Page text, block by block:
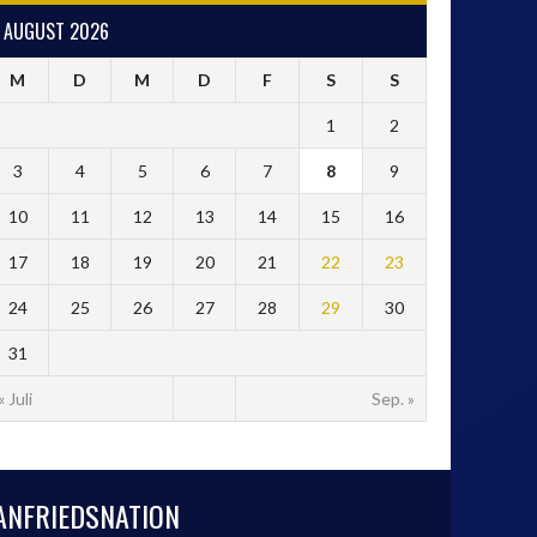
AUGUST 2026
M D M D F S S
Juli Sep. »
1 2
3 4 5 6 7 8 9
10 11 12 13 14 15 16
17 18 19 20 21 22 23
24 25 26 27 28 29 30
31